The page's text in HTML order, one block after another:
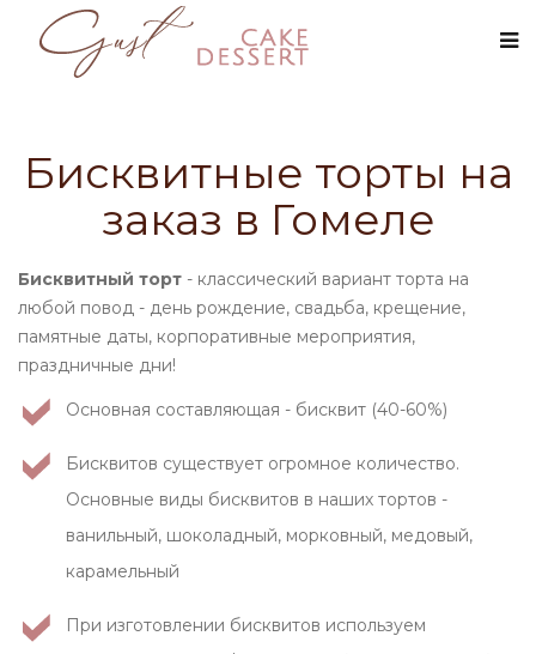
Бисквитные торты на
заказ в Гомеле
Бисквитный торт - классический вариант торта на
любой повод - день рождение, свадьба, крещение,
памятные даты, корпоративные мероприятия,
праздничные дни!
Основная составляющая - бисквит (40-60%)
Бисквитов существует огромное количество.
Основные виды бисквитов в наших тортов -
ванильный, шоколадный, морковный, медовый,
карамельный
При изготовлении бисквитов используем